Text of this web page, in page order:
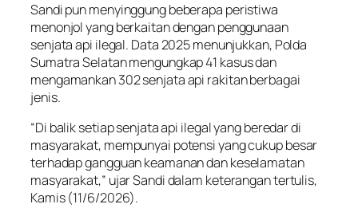
Sandi pun menyinggung beberapa peristiwa
menonjol yang berkaitan dengan penggunaan
senjata api ilegal. Data 2025 menunjukkan, Polda
Sumatra Selatan mengungkap 41 kasus dan
mengamankan 302 senjata api rakitan berbagai
jenis.
“Di balik setiap senjata api ilegal yang beredar di
masyarakat, mempunyai potensi yang cukup besar
terhadap gangguan keamanan dan keselamatan
masyarakat,” ujar Sandi dalam keterangan tertulis,
Kamis (11/6/2026).